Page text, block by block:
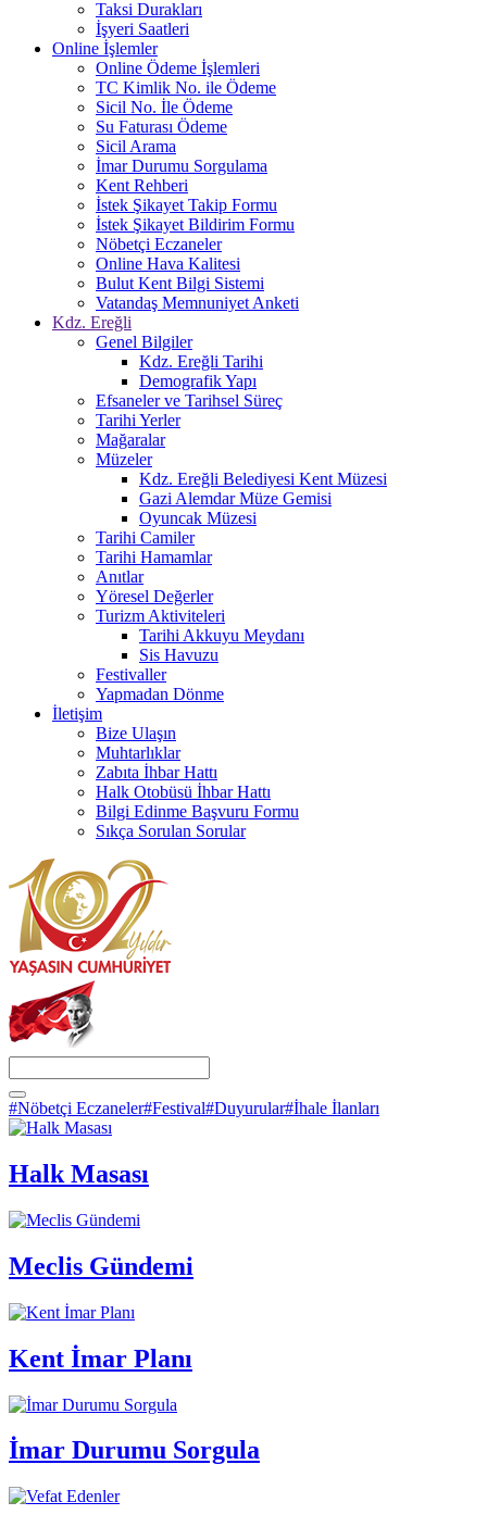
Taksi Durakları
İşyeri Saatleri
Online İşlemler
Online Ödeme İşlemleri
TC Kimlik No. ile Ödeme
Sicil No. İle Ödeme
Su Faturası Ödeme
Sicil Arama
İmar Durumu Sorgulama
Kent Rehberi
İstek Şikayet Takip Formu
İstek Şikayet Bildirim Formu
Nöbetçi Eczaneler
Online Hava Kalitesi
Bulut Kent Bilgi Sistemi
Vatandaş Memnuniyet Anketi
Kdz. Ereğli
Genel Bilgiler
Kdz. Ereğli Tarihi
Demografik Yapı
Efsaneler ve Tarihsel Süreç
Tarihi Yerler
Mağaralar
Müzeler
Kdz. Ereğli Belediyesi Kent Müzesi
Gazi Alemdar Müze Gemisi
Oyuncak Müzesi
Tarihi Camiler
Tarihi Hamamlar
Anıtlar
Yöresel Değerler
Turizm Aktiviteleri
Tarihi Akkuyu Meydanı
Sis Havuzu
Festivaller
Yapmadan Dönme
İletişim
Bize Ulaşın
Muhtarlıklar
Zabıta İhbar Hattı
Halk Otobüsü İhbar Hattı
Bilgi Edinme Başvuru Formu
Sıkça Sorulan Sorular
#Nöbetçi Eczaneler#Festival#Duyurular#İhale İlanları
Halk Masası
Meclis Gündemi
Kent İmar Planı
İmar Durumu Sorgula